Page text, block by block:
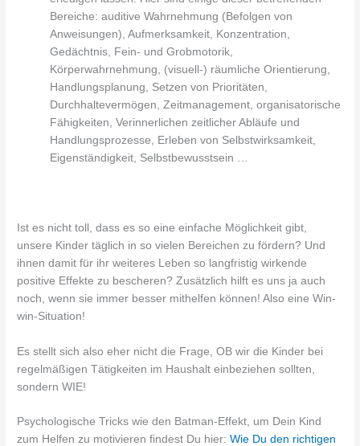
Bereiche: auditive Wahrnehmung (Befolgen von
Anweisungen), Aufmerksamkeit, Konzentration,
Gedächtnis, Fein- und Grobmotorik,
Körperwahrnehmung, (visuell-) räumliche Orientierung,
Handlungsplanung, Setzen von Prioritäten,
Durchhaltevermögen, Zeitmanagement, organisatorische
Fähigkeiten, Verinnerlichen zeitlicher Abläufe und
Handlungsprozesse, Erleben von Selbstwirksamkeit,
Eigenständigkeit, Selbstbewusstsein …
Ist es nicht toll, dass es so eine einfache Möglichkeit gibt,
unsere Kinder täglich in so vielen Bereichen zu fördern? Und
ihnen damit für ihr weiteres Leben so langfristig wirkende
positive Effekte zu bescheren? Zusätzlich hilft es uns ja auch
noch, wenn sie immer besser mithelfen können! Also eine Win-
win-Situation!
Es stellt sich also eher nicht die Frage, OB wir die Kinder bei
regelmäßigen Tätigkeiten im Haushalt einbeziehen sollten,
sondern WIE!
Psychologische Tricks wie den Batman-Effekt, um Dein Kind
zum Helfen zu motivieren findest Du hier:Wie Du den richtigen